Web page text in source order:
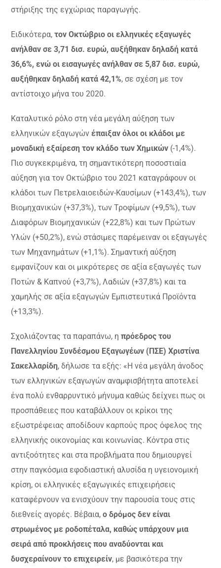
στήριξης της εγχώριας παραγωγής.
Ειδικότερα,τον Οκτώβριο οι ελληνικές εξαγωγές
ανήλθαν σε 3,71 δισ. ευρώ, αυξήθηκαν δηλαδή κατά
36,6%, ενώ οι εισαγωγές ανήλθαν σε 5,87 δισ. ευρώ,
αυξήθηκαν δηλαδή κατά 42,1%, σε σχέση με τον
αντίστοιχο μήνα του 2020.
Καταλυτικό ρόλο στη νέα μεγάλη αύξηση των
ελληνικών εξαγωγώνέπαιξαν όλοι οι κλάδοι με
μοναδική εξαίρεση τον κλάδο των Χημικών (-1,4%).
Πιο συγκεκριμένα, τη σημαντικότερη ποσοστιαία
αύξηση για τον Οκτώβριο του 2021 καταγράφουν οι
κλάδοι των Πετρελαιοειδών-Καυσίμων (+143,4%), των
Βιομηχανικών (+37,3%), των Τροφίμων (+9,5%), των
Διαφόρων Βιομηχανικών (+22,8%) και των Πρώτων
Υλών (+50,2%), ενώ στάσιμες παρέμειναν οι εξαγωγές
των Μηχανημάτων (+1,1%). Σημαντική αύξηση
εμφανίζουν και οι μικρότερες σε αξία εξαγωγές των
Ποτών & Καπνού (+3,7%), Λαδιών (+37,8%) και τα
χαμηλής σε αξία εξαγωγών Εμπιστευτικά Προϊόντα
(+13,3%).
Σχολιάζοντας τα παραπάνω, ηπρόεδρος του
Πανελληνίου Συνδέσμου Εξαγωγέων (ΠΣΕ) Χριστίνα
Σακελλαρίδη, δήλωσε τα εξής: «Η νέα μεγάλη άνοδος
των ελληνικών εξαγωγών αναμφισβήτητα αποτελεί
ένα πολύ ενθαρρυντικό μήνυμα καθώς δείχνει πως οι
προσπάθειες που καταβάλλουν οι κρίκοι της
εξωστρέφειας αποδίδουν καρπούς προς όφελος της
ελληνικής οικονομίας και κοινωνίας. Κόντρα στις
αντιξοότητες και στα προβλήματα που δημιουργεί
στην παγκόσμια εφοδιαστική αλυσίδα η υγειονομική
κρίση, οι ελληνικές εξαγωγικές επιχειρήσεις
καταφέρνουν να ενισχύουν την παρουσία τους στις
διεθνείς αγορές. Βέβαια,ο δρόμος δεν είναι
στρωμένος με ροδοπέταλα, καθώς υπάρχουν μια
σειρά από προκλήσεις που αναδύονται και
δυσχεραίνουν το επιχειρείν, με βασικότερα την